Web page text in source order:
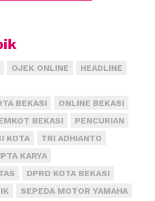
menuju ke Gang Bengkong,
pertolongan warga. Di sana
menjadi korban begal. Tapi,
bahwa anak muda itu
dibawa kabur pelaku lain.
OJEK ONLINE
HEADLINE
BEKASI
ONLINE BEKASI
BEKASI
PENCURIAN
KOTA
TRI ADHIANTO
KARYA
DPRD KOTA BEKASI
SEPEDA MOTOR YAMAHA